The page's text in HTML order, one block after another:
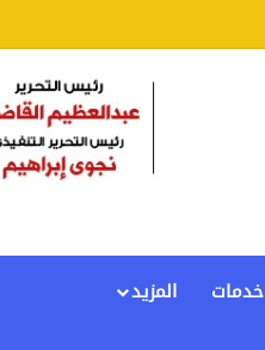
خدمات
المزيد